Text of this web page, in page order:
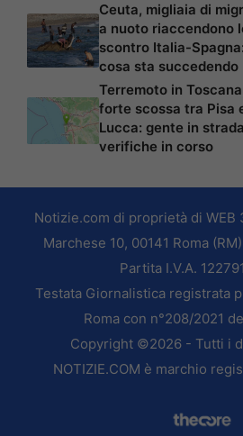
Ceuta, migliaia di
a nuoto riaccendono
scontro Italia-Spagna:
cosa sta succedendo
Terremoto in
forte scossa tra Pisa
Lucca: gente in
verifiche in corso
Notizie.com di proprietà di WEB
Marchese 10, 00141 Roma
Partita I.V.A.
Testata Giornalistica registrata
Roma con n°208/2021
Copyright ©2026 - Tutti i
NOTIZIE.COM è marchio